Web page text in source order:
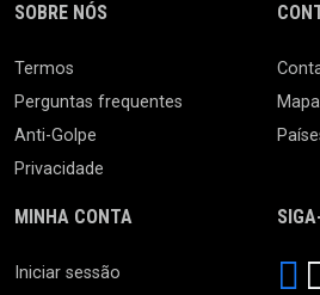
SOBRE NÓS
Termos
Perguntas frequentes
Anti-Golpe
Privacidade
MINHA CONTA
Iniciar sessão